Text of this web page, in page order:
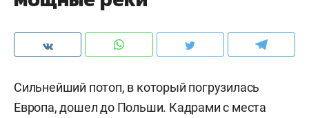
Сильнейший потоп, в который погрузилась
Европа, дошел до Польши. Кадрами с места